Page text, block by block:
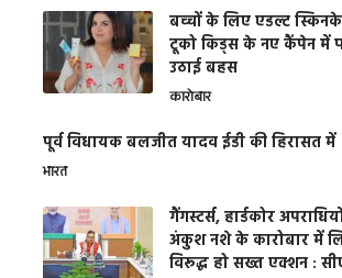
बच्चों के लिए एडल्ट
टूको किड्स के नए कैंपेन में
उठाई बहस
कारोबार
पूर्व विधायक बलजीत यादव ईडी की हिरासत में
भारत
गैंगस्टर्स, हार्डकोर
अंकुश नशे के कारोबार में
विरूद्ध हो सख्त एक्शन :